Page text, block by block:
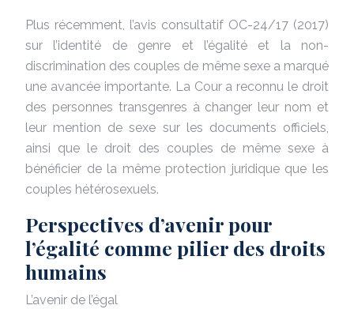
Plus récemment, l’avis consultatif OC-24/17 (2017)
sur l’identité de genre et l’égalité et la non-
discrimination des couples de même sexe a marqué
une avancée importante. La Cour a reconnu le droit
des personnes transgenres à changer leur nom et
leur mention de sexe sur les documents officiels,
ainsi que le droit des couples de même sexe à
bénéficier de la même protection juridique que les
couples hétérosexuels.
Perspectives d’avenir pour
l’égalité comme pilier des droits
humains
L’avenir de l’égal